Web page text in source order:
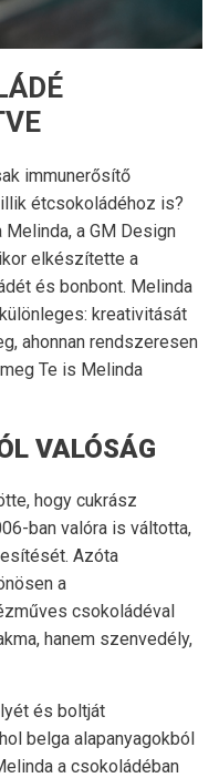
immunerősítő
étcsokoládéhoz is?
a GM Design
elkészítette a
és bonbont. Melinda
kreativitását
ahonnan rendszeresen
Te is Melinda
VALÓSÁG
hogy cukrász
ban valóra is váltotta,
Azóta
a
csokoládéval
hanem szenvedély,
és boltját
belga alapanyagokból
a csokoládéban